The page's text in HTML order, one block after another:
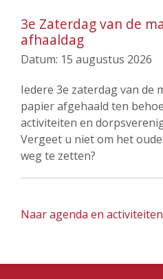
3e Zaterdag van de
afhaaldag
Datum: 15 augustus 2026
Iedere 3e zaterdag van de
papier afgehaald ten
activiteiten en
Vergeet u niet om het
weg te zetten?
Naar agenda en